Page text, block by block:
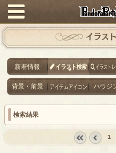
イラス
新着情報 イラスト検索 イラスト
背景・前景 アイテムアイコン ハウジ
検索結果
1